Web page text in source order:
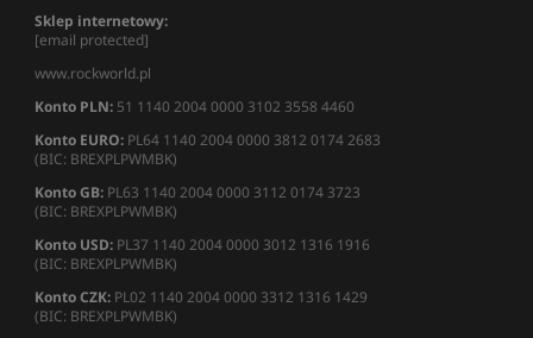
Sklep internetowy:
[email protected]
www.rockworld.pl
Konto PLN: 51 1140 2004 0000 3102 3558 4460
Konto EURO: PL64 1140 2004 0000 3812 0174 2683
(BIC: BREXPLPWMBK)
Konto GB: PL63 1140 2004 0000 3112 0174 3723
(BIC: BREXPLPWMBK)
Konto USD: PL37 1140 2004 0000 3012 1316 1916
(BIC: BREXPLPWMBK)
Konto CZK: PL02 1140 2004 0000 3312 1316 1429
(BIC: BREXPLPWMBK)